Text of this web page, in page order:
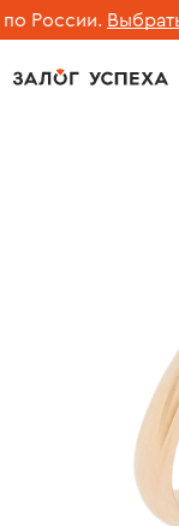
России. Выбрать